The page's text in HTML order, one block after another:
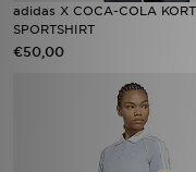
adidas X COCA-COLA
SPORTSHIRT
€50,00